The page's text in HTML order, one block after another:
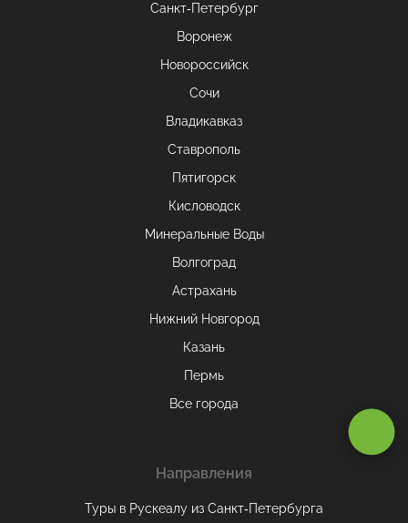
Санкт-Петербург
Воронеж
Новороссийск
Сочи
Владикавказ
Ставрополь
Пятигорск
Кисловодск
Минеральные Воды
Волгоград
Астрахань
Нижний Новгород
Казань
Пермь
Все города
Направления
Туры в Рускеалу из Санкт‑Петербурга